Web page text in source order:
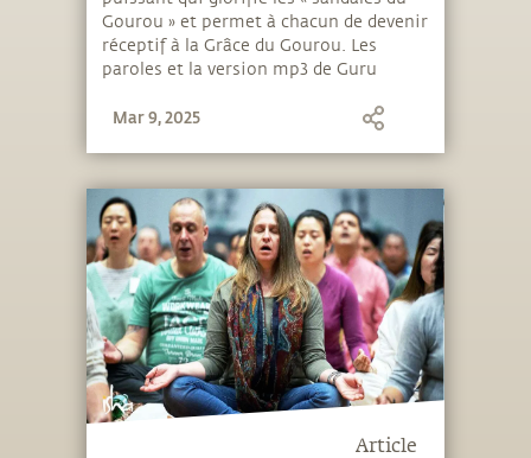
Gourou » et permet à chacun de devenir
réceptif à la Grâce du Gourou. Les
paroles et la version mp3 de Guru
téléchargées gratuitement ici
Mar 9, 2025
Article